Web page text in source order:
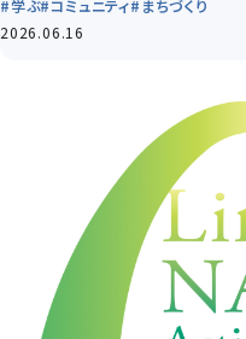
#学ぶ#コミュニティ#まちづくり
2026.06.16